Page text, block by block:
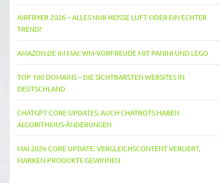
AIRFRYER 2026 – ALLES NUR HEISSE LUFT ODER EIN ECHTER T
REND?
AMAZON.DE IM MAI: WM-VORFREUDE MIT PANINI UND LEGO
TOP 100 DOMAINS – DIE SICHTBARSTEN WEBSITES IN
DEUTSCHLAND
CHATGPT CORE UPDATES: AUCH CHATBOTS HABEN
ALGORITHMUS-ÄNDERUNGEN
MAI 2026 CORE UPDATE: VERGLEICHSCONTENT VERLIERT,
MARKEN-PRODUKTE GEWINNEN